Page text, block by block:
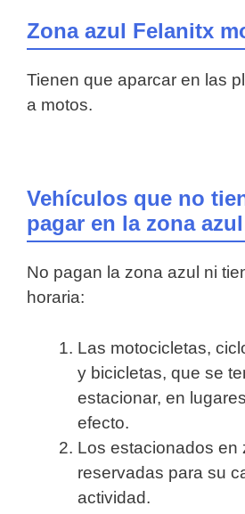
Zona azul Felanitx
Tienen que aparcar en las
a motos.
Vehículos que no
pagar en la zona
No pagan la zona azul ni
horaria:
Las motocicletas,
y bicicletas, que se
estacionar, en
efecto.
Los estacionados en
reservadas para su
actividad.